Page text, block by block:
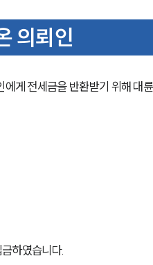
의뢰인
게 전세금을 반환받기 위해 대
하였습니다.